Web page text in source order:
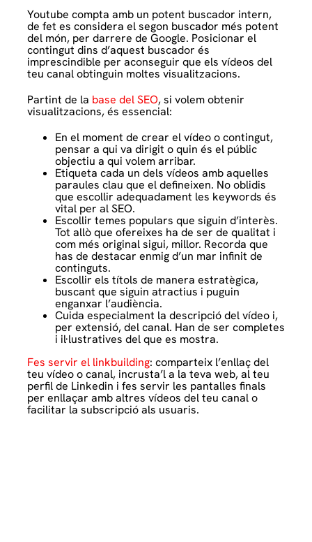
Contacte
Youtube compta amb un potent buscador intern,
de fet es considera el segon buscador més potent
del món, per darrere de Google. Posicionar el
contingut dins d’aquest buscador és
imprescindible per aconseguir que els vídeos del
teu canal obtinguin moltes visualitzacions.
Partint de la base del SEO, si volem obtenir
visualitzacions, és essencial:
En el moment de crear el vídeo o contingut,
pensar a qui va dirigit o quin és el públic
objectiu a qui volem arribar.
Etiqueta cada un dels vídeos amb aquelles
paraules clau que el defineixen. No oblidis
que escollir adequadament les keywords és
vital per al SEO.
Escollir temes populars que siguin d’interès.
Tot allò que ofereixes ha de ser de qualitat i
com més original sigui, millor. Recorda que
has de destacar enmig d’un mar infinit de
continguts.
Escollir els títols de manera estratègica,
buscant que siguin atractius i puguin
enganxar l’audiència.
Cuida especialment la descripció del vídeo i,
per extensió, del canal. Han de ser completes
i il·lustratives del que es mostra.
Fes servir el linkbuilding: comparteix l’enllaç del
teu vídeo o canal, incrusta’l a la teva web, al teu
perfil de Linkedin i fes servir les pantalles finals
per enllaçar amb altres vídeos del teu canal o
facilitar la subscripció als usuaris.